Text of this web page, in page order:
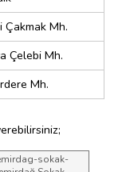
Çakmak Mh.
Çelebi Mh.
Mh.